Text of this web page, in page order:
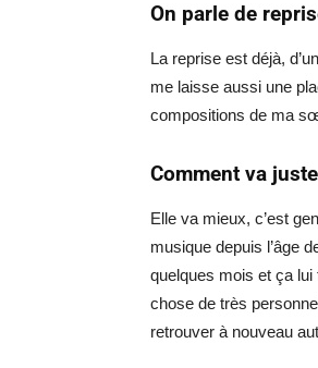
On parle de
La reprise est déjà,
me laisse aussi une
compositions de ma
Comment va
Elle va mieux, c’est
musique depuis l’âge
quelques mois et ça lui
chose de très
retrouver à nouveau